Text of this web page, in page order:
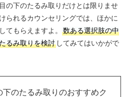
の下のたるみ取りだけとは限りませ
られるカウンセリングでは、ほかに
てもらえますよ。
数ある選択肢の中
るみ取りを検討してみてはいかがで
下のたるみ取りのおすすめク